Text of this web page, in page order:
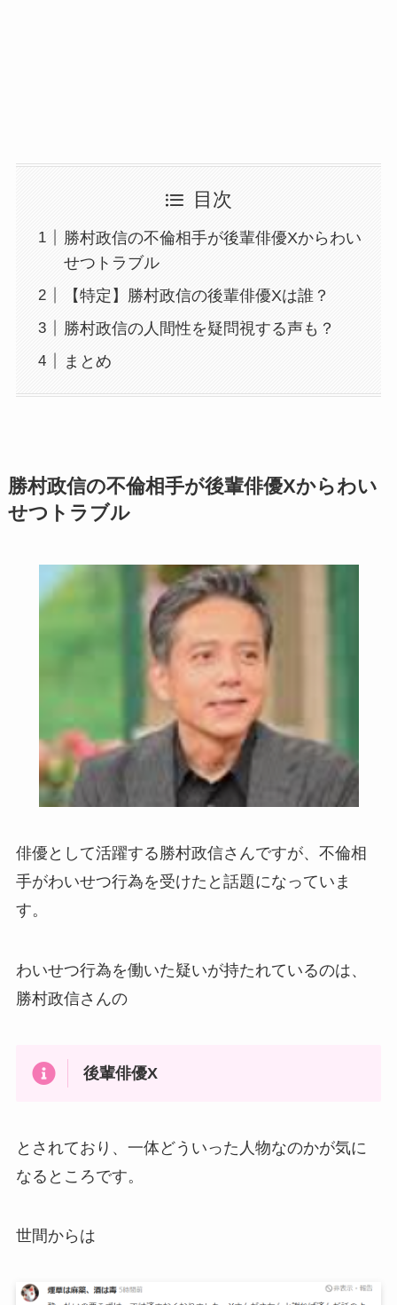
目次
勝村政信の不倫相手が後輩俳優Xからわい
せつトラブル
【特定】勝村政信の後輩俳優Xは誰？
勝村政信の人間性を疑問視する声も？
まとめ
勝村政信の不倫相手が後輩俳優Xからわい
せつトラブル
俳優として活躍する勝村政信さんですが、不倫相
手がわいせつ行為を受けたと話題になっていま
す。
わいせつ行為を働いた疑いが持たれているのは、
勝村政信さんの
後輩俳優X
とされており、一体どういった人物なのかが気に
なるところです。
世間からは